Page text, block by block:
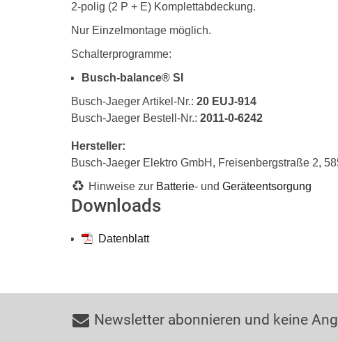
2-polig (2 P + E) Komplettabdeckung.
Nur Einzelmontage möglich.
Schalterprogramme:
Busch-balance® SI
Busch-Jaeger Artikel-Nr.: 20 EUJ-914
Busch-Jaeger Bestell-Nr.: 2011-0-6242
Hersteller:
Busch-Jaeger Elektro GmbH, Freisenbergstraße 2,
Hinweise zur Batterie- und Geräteentsorgung
Downloads
Datenblatt
Newsletter abonnieren und keine